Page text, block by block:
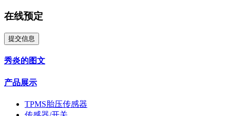
在线预定
提交信息
秀炎的图文
产品展示
TPMS胎压传感器